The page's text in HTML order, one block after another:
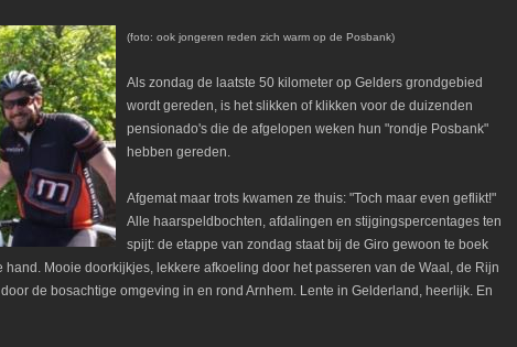
(foto: ook jongeren reden zich warm op de Posbank)
Als zondag de laatste 50 kilometer op Gelders grondgebied
wordt gereden, is het slikken of klikken voor de duizenden
pensionado's die de afgelopen weken hun "rondje Posbank"
hebben gereden.
Afgemat maar trots kwamen ze thuis: "Toch maar even geflikt!"
Alle haarspeldbochten, afdalingen en stijgingspercentages ten
spijt: de etappe van zondag staat bij de Giro gewoon te boek
Mooie doorkijkjes, lekkere afkoeling door het passeren van de Waal, de Rijn
de bosachtige omgeving in en rond Arnhem. Lente in Gelderland, heerlijk. En